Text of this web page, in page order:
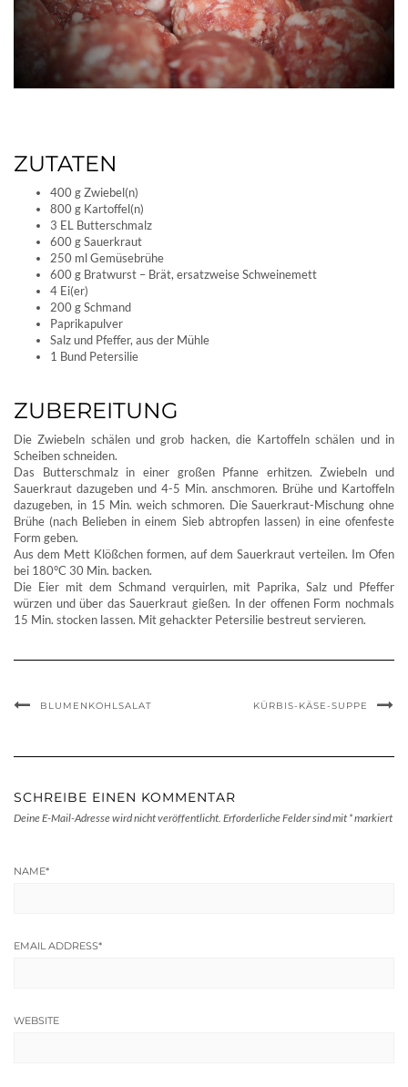
ZUTATEN
400 g Zwiebel(n)
800 g Kartoffel(n)
3 EL Butterschmalz
600 g Sauerkraut
250 ml Gemüsebrühe
600 g Bratwurst – Brät, ersatzweise Schweinemett
4 Ei(er)
200 g Schmand
Paprikapulver
Salz und Pfeffer, aus der Mühle
1 Bund Petersilie
ZUBEREITUNG
Die Zwiebeln schälen und grob hacken, die Kartoffeln schälen und in
Scheiben schneiden.
Das Butterschmalz in einer großen Pfanne erhitzen. Zwiebeln und
Sauerkraut dazugeben und 4-5 Min. anschmoren. Brühe und Kartoffeln
dazugeben, in 15 Min. weich schmoren. Die Sauerkraut-Mischung ohne
Brühe (nach Belieben in einem Sieb abtropfen lassen) in eine ofenfeste
Form geben.
Aus dem Mett Klößchen formen, auf dem Sauerkraut verteilen. Im Ofen
bei 180°C 30 Min. backen.
Die Eier mit dem Schmand verquirlen, mit Paprika, Salz und Pfeffer
würzen und über das Sauerkraut gießen. In der offenen Form nochmals
15 Min. stocken lassen. Mit gehackter Petersilie bestreut servieren.
BLUMENKOHLSALAT KÜRBIS-KÄSE-SUPPE
SCHREIBE EINEN KOMMENTAR
Deine E-Mail-Adresse wird nicht veröffentlicht. Erforderliche Felder sind mit *markiert
NAME*
EMAIL ADDRESS*
WEBSITE